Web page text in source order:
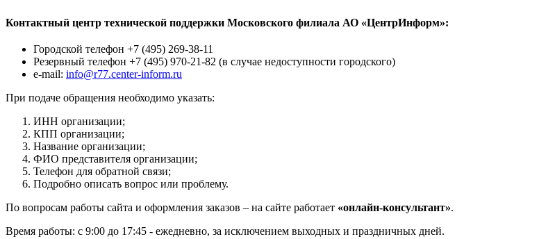
Контактный центр технической поддержки Московского филиала АО «ЦентрИнформ»:
Городской телефон +7 (495) 269-38-11
Резервный телефон +7 (495) 970-21-82 (в случае недоступности городского)
e-mail: info@r77.center-inform.ru
При подаче обращения необходимо указать:
ИНН организации;
КПП организации;
Название организации;
ФИО представителя организации;
Телефон для обратной связи;
Подробно описать вопрос или проблему.
По вопросам работы сайта и оформления заказов – на сайте работает «онлайн-консультант».
Время работы: с 9:00 до 17:45 - ежедневно, за исключением выходных и праздничных дней.